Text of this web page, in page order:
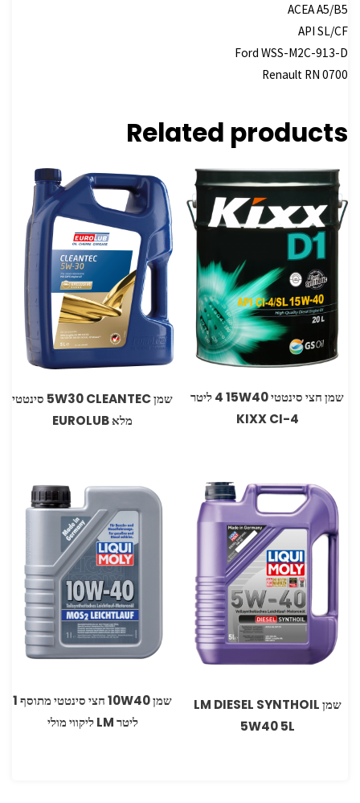
ACEA A5/B5
API SL/CF
Ford WSS-M2C-913-D
Renault RN 0700
Related products
שמן חצי סינטטי 15W40 ‏4 ליטר
CI-4 ‏KIXX
שמן 5W30 CLEANTEC סינטטי
מלא EUROLUB
שמן LM DIESEL SYNTHOIL
5W40 5L
שמן 10W40 חצי סינטטי מתוסף 1
ליטר LM ליקווי מולי